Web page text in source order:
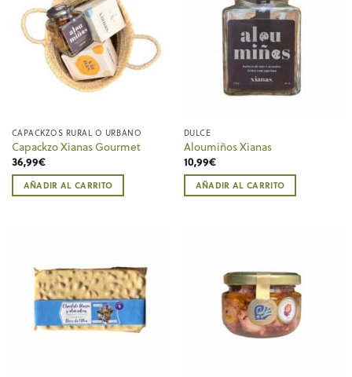
CAPACKZOS RURAL O URBANO
Capackzo Xianas Gourmet
36,99€
AÑADIR AL CARRITO
DULCE
Aloumiños Xianas
10,99€
AÑADIR AL CARRITO